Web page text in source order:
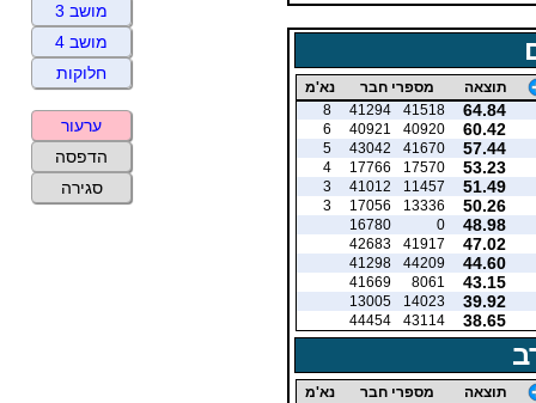
תוצאה מספרי חבר נא'מ
64.84
41518
41294
8
60.42
40920
40921
6
57.44
41670
43042
5
53.23
17570
17766
4
51.49
11457
41012
3
50.26
13336
17056
3
48.98
0
16780
47.02
41917
42683
44.60
44209
41298
43.15
8061
41669
39.92
14023
13005
38.65
43114
44454
תוצאה מספרי חבר נא'מ
מושב 3
מושב 4
חלוקות
ערעור
הדפסה
סגירה